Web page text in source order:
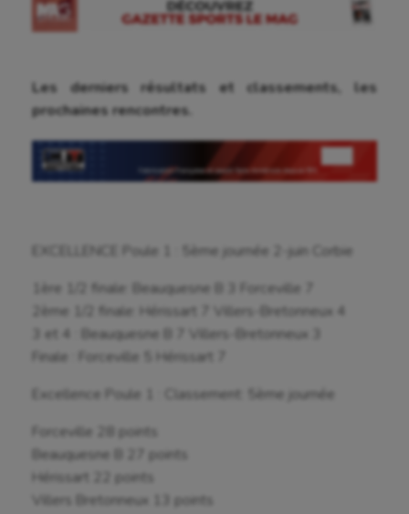
Les derniers résultats et classements, les
prochaines rencontres.
EXCELLENCE Poule 1 : 5ème journée 2-juin Corbie
1ère 1/2 finale: Beauquesne B 3 Forceville 7
2ème 1/2 finale: Hérissart 7 Villers-Bretonneux 4
3 et 4 : Beauquesne B 7 Villers-Bretonneux 3
Finale : Forceville 5 Hérissart 7
Excellence Poule 1 : Classement: 5ème journée
Forceville 28 points
Beauquesne B 27 points
Hérissart 22 points
Villers Bretonneux 13 points